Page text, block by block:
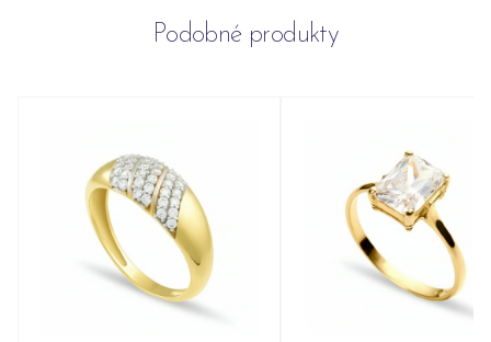
Podobné produkty